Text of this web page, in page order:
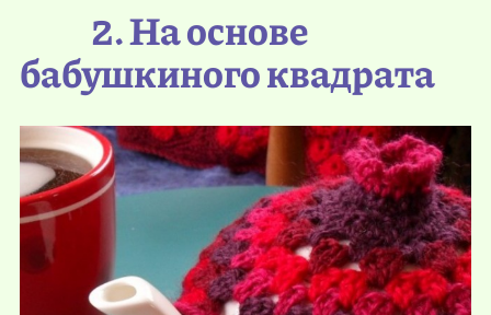
2. На основе
бабушкиного квадрата